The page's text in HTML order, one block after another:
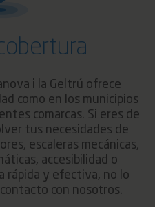
i la Geltrú ofrece
como en los municipios
comarcas. Si eres de
tus necesidades de
escaleras mecánicas,
accesibilidad o
rápida y efectiva, no lo
con nosotros.